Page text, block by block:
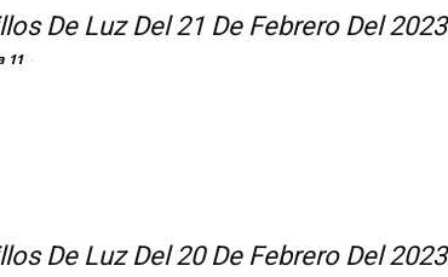
De Luz Del 21 De Febrero Del 2023
11
De Luz Del 20 De Febrero Del 2023